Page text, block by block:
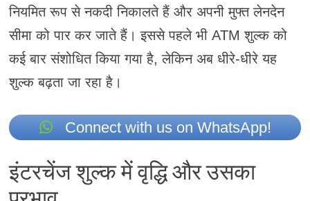
नियमित रूप से नकदी निकालते हैं और अपनी मुफ्त लेनदेन
सीमा को पार कर जाते हैं। इससे पहले भी ATM शुल्क को
कई बार संशोधित किया गया है, लेकिन अब धीरे-धीरे यह
शुल्क बढ़ता जा रहा है।
Connect with us on WhatsApp!
इंटरचेंज शुल्क में वृद्धि और उसका